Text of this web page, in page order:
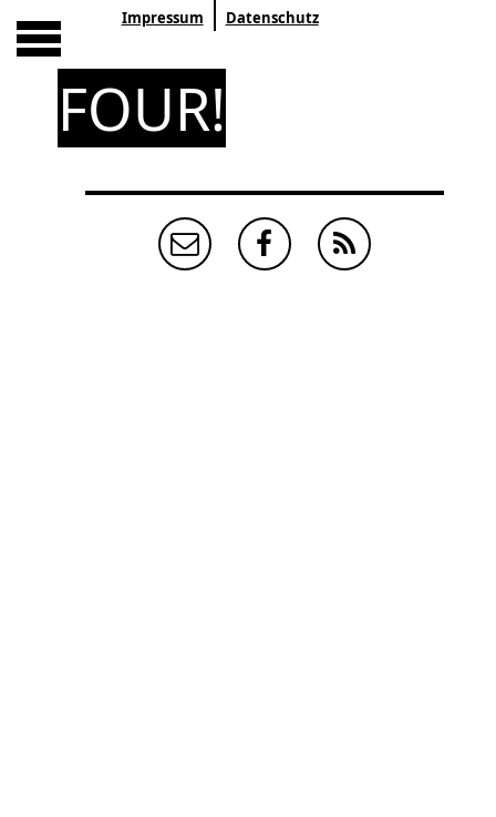
Impressum Datenschutz
FOUR!